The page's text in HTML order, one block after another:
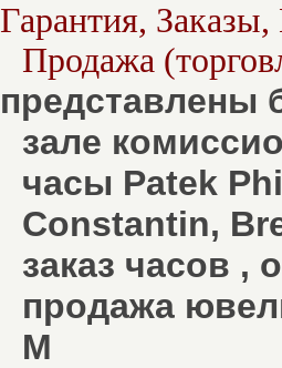
Гарантия,
Продажа
представлены
зале
часы Patek
Constantin,
заказ часов ,
продажа
M